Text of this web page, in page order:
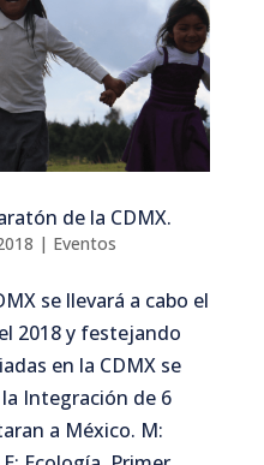
de la CDMX.
| Eventos
se llevará a cabo el
2018 y festejando
en la CDMX se
Integración de 6
a México. M: